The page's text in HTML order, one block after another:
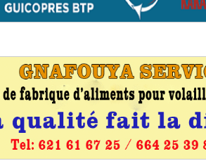
à 16h
du 31 mai : retrait des cartes d’électeurs possible
de vote : vos informations à transmettre